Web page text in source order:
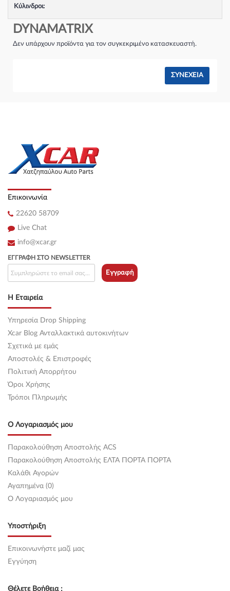
Κύλινδροι:
Τύπος κινητήρα:
DYNAMATRIX
Δεν υπάρχουν προϊόντα για τον συγκεκριμένο κατασκευαστή.
ΣΥΝΈΧΕΙΑ
Επικοινωνία
22620 58709
Live Chat
info@xcar.gr
Η Εταιρεία
Υπηρεσία Drop Shipping
Xcar Blog Ανταλλακτικά αυτοκινήτων
Σχετικά με εμάς
Αποστολές & Επιστροφές
Πολιτική Απορρήτου
Όροι Χρήσης
Τρόποι Πληρωμής
Ο Λογαριασμός μου
Παρακολούθηση Αποστολής ACS
Παρακολούθηση Αποστολής ΕΛΤΑ ΠΟΡΤΑ ΠΟΡΤΑ
Καλάθι Αγορών
Αγαπημένα (0)
O Λογαριασμός μου
Υποστήριξη
Επικοινωνήστε μαζί μας
Εγγύηση
ΕΓΓΡΑΦΉ ΣΤΟ NEWSLETTER
Εγγραφή
Θέλετε Βοήθεια ;